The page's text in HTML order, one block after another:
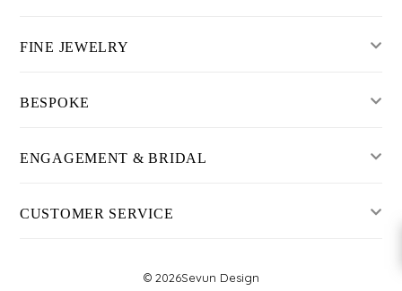
FINE JEWELRY
BESPOKE
ENGAGEMENT & BRIDAL
CUSTOMER SERVICE
© 2026Sevun Design